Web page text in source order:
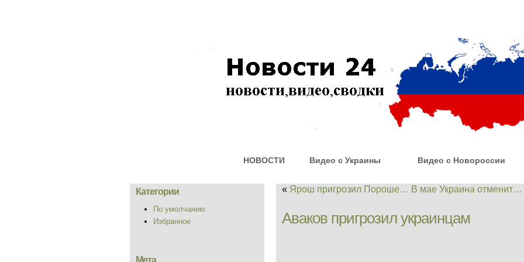
НОВОСТИ Видео с Украины Видео с Новороссии
Категории
По умолчанию
Избранное
Мета
« Ярош пригрозил Пороше… В мае Украина отменит…
Аваков пригрозил украинцам